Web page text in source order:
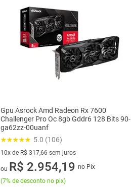
Gpu Asrock Amd Radeon Rx 7600
Challenger Pro Oc 8gb Gddr6 128 Bits 90-
ga62zz-00uanf
5.0 (106)
10x de R$ 317,66 sem juros
10 vez de R$ 317,66 sem juros
ou R$ 2.954,19 no Pix
(7% de desconto no pix)